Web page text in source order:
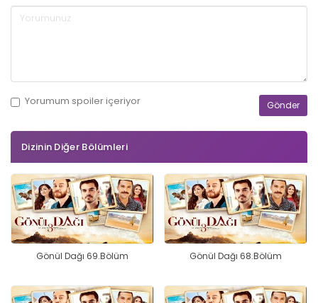
Yorumum spoileriçeriyor
Dizinin Diğer Bölümleri
Gönül Dağı 69.Bölüm Gönül Dağı 68.Bölüm